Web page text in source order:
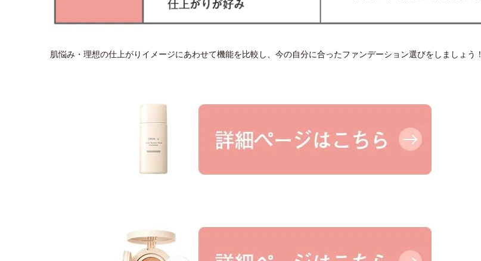
肌悩み・理想の仕上がりイメージにあわせて機能を比較し、今の自分に合ったファンデーション選びをしましょう！